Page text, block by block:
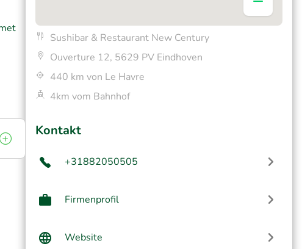
Sushibar & Restaurant New Century
Ouverture 12, 5629 PV Eindhoven
440 km von Le Havre
4km vom Bahnhof
Kontakt
+31882050505
Firmenprofil
Website